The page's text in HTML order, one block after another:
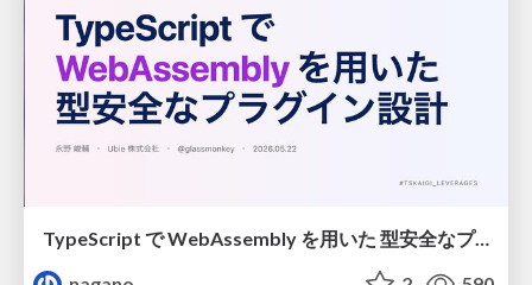
TypeScript で WebAssembly を用いた 型安全なプラグイン設計